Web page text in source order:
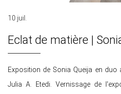
10 juil.
Eclat de matière |
Exposition de Sonia Queija en duo
Julia A. Etedi. Vernissage de